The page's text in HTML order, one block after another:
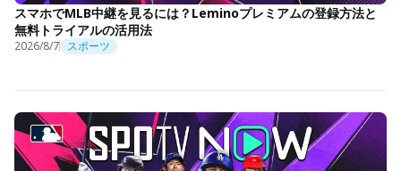
スマホでMLB中継を見るには？Leminoプレミアムの登録方法と
無料トライアルの活用法
2026/8/7 スポーツ